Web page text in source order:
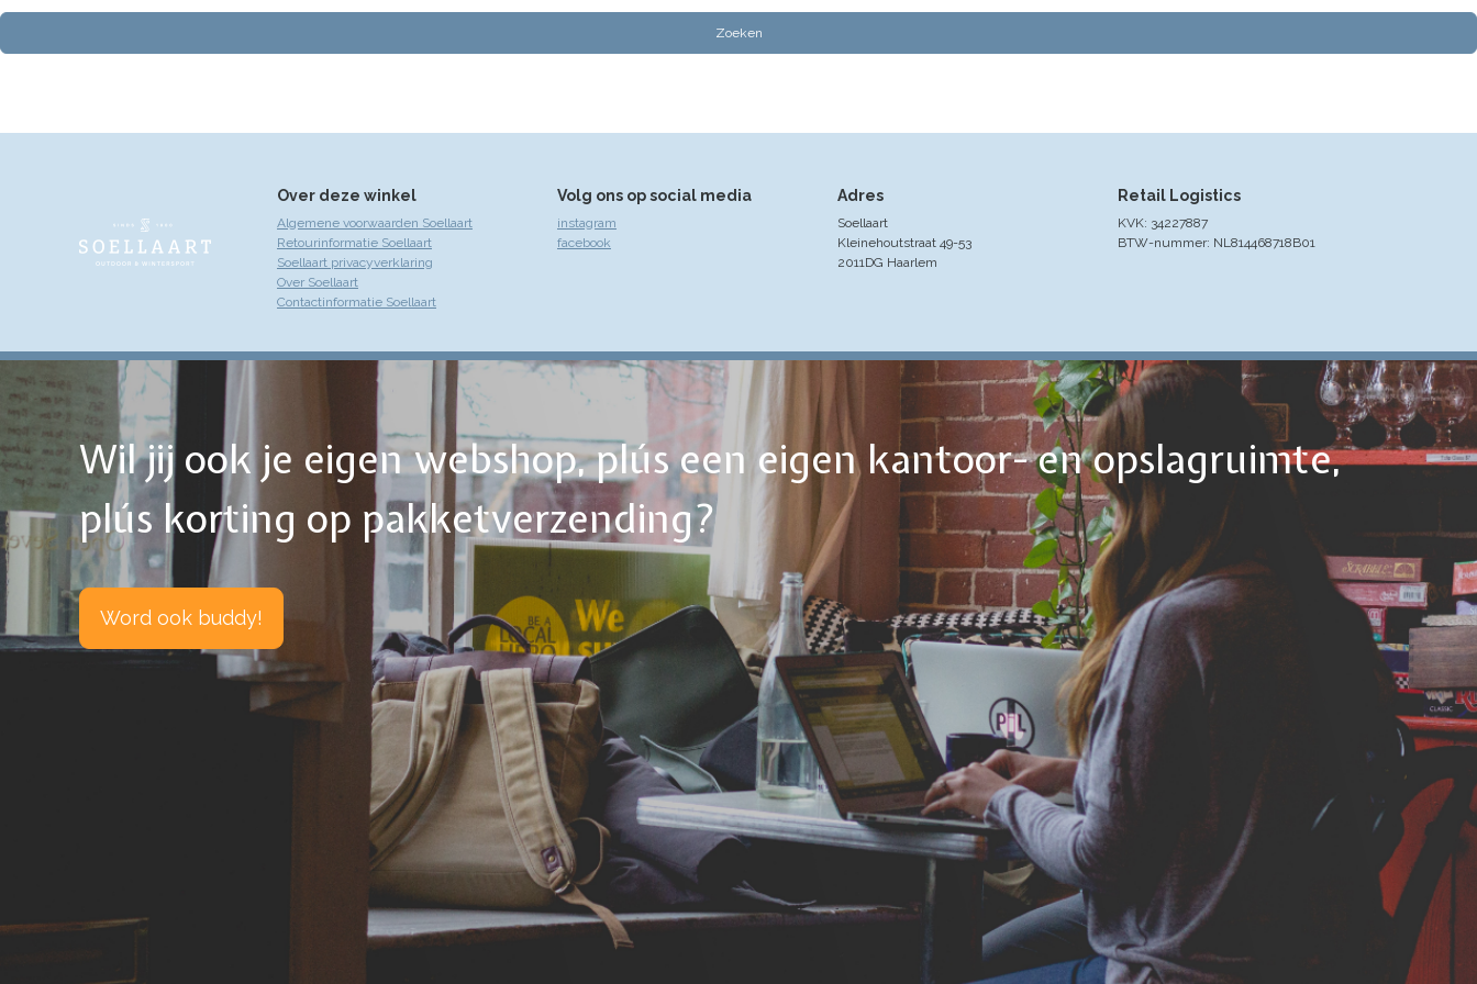
Over deze winkel
Algemene voorwaarden Soellaart
Retourinformatie Soellaart
Soellaart privacyverklaring
Over Soellaart
Contactinformatie Soellaart
Volg ons op social media
instagram
facebook
Adres
Soellaart
Kleinehoutstraat 49-53
2011DG Haarlem
Retail Logistics
KVK: 34227887
BTW-nummer: NL814468718B01
Wil jij ook je eigen webshop, plús een eigen kantoor- en opslagruimte,
plús korting op pakketverzending?
Word ook buddy!